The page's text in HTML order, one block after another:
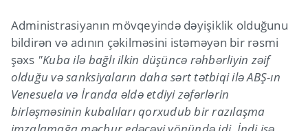
Administrasiyanın mövqeyində dəyişiklik olduğunu
bildirən və adının çəkilməsini istəməyən bir rəsmi
şəxs "Kuba ilə bağlı ilkin düşüncə rəhbərliyin zəif
olduğu və sanksiyaların daha sərt tətbiqi ilə ABŞ-ın
Venesuela və İranda əldə etdiyi zəfərlərin
birləşməsinin kubalıları qorxudub bir razılaşma